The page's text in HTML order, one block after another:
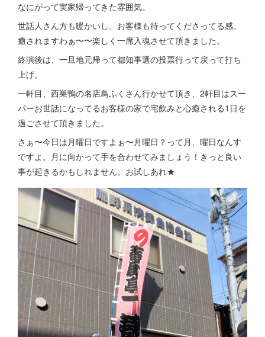
なにがって実家帰ってきた雰囲気。
世話人さん方も暖かいし、お客様も待ってくださってる感。
癒されますわぁ〜〜楽しく一席入魂させて頂きました。
終演後は、一旦地元帰って都知事選の投票行って戻って打ち
上げ。
一軒目、西巣鴨の名店鳥ふくさん行かせて頂き、2軒目はスー
パーお世話になってるお客様の家で宅飲みと心癒される1日を
過ごさせて頂きました。
さぁ〜今日は月曜日ですよぉ〜月曜日？って月、曜日なんす
ですよ。月に向かって手を合わせてみましょう！きっと良い
事が起きるかもしれません。お試しあれ★